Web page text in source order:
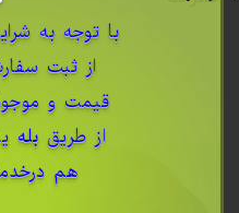
​با توجه به
از ثبت
قیمت و
از طریق بله
هم